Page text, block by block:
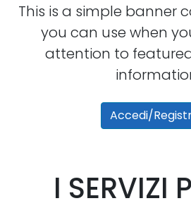
This is a simple banner
you can use when
attention to
Accedi/
I SERVIZI